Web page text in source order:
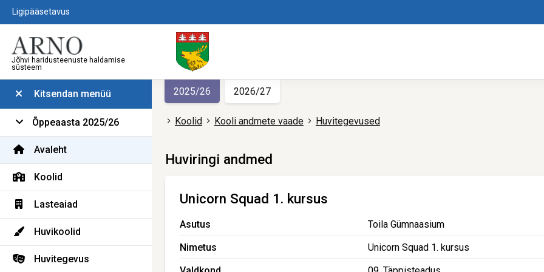
Ligipääsetavus
Jõhvi haridusteenuste haldamise
süsteem
Kitsendan menüü
Õppeaasta 2025/26
Avaleht
Koolid
Lasteaiad
Huvikoolid
Huvitegevus
2025/26 2026/27
Koolid Kooli andmete vaade Huvitegevused
Huviringi andmed
Unicorn Squad 1. kursus
Asutus
Toila Gümnaasium
Nimetus
Unicorn Squad 1. kursus